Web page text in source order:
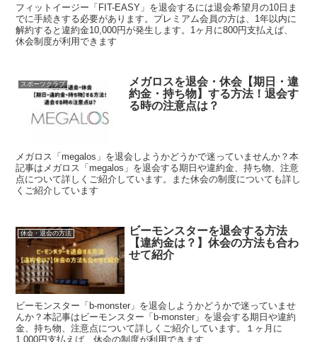
フィットイージー「FIT-EASY」を退会するには退会希望月の10日ま
でに手続きする必要があります。プレミアム会員の方は、1年以内に
解約すると違約金10,000円が発生します。1ヶ月に800円支払えば、
休会制度が利用できます
スポーツクラブ
メガロスを退会・休会【期日・違
約金・持ち物】する方法！退会す
る時の注意点は？
メガロス「megalos」を退会しようかどうかで迷っていませんか？本
記事はメガロス「megalos」を退会する期日や違約金、持ち物、注意
点について詳しくご紹介しています。また休会の制度についても詳し
くご紹介しています
休会・退会の方法
ビーモンスターを退会する方法
【違約金は？】休会の方法も合わ
せて紹介
ビーモンスター「b-monster」を退会しようかどうかで迷っていませ
んか？本記事はビーモンスター「b-monster」を退会する期日や違約
金、持ち物、注意点について詳しくご紹介しています。１ヶ月に
1,000円支払えば、休会の制度が利用できます